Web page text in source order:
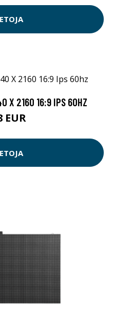
X 2160 16:9 IPS 60HZ
EUR